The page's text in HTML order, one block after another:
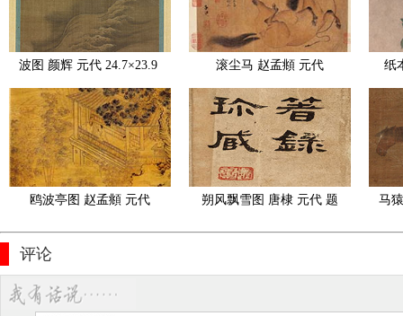
波图 颜辉 元代 24.7×23.9
28.0×29
滚尘马 赵孟頫 元代 纸
鸥波亭图 赵孟頫 元代
朔风飘雪图 唐棣 元代 题
马
评论